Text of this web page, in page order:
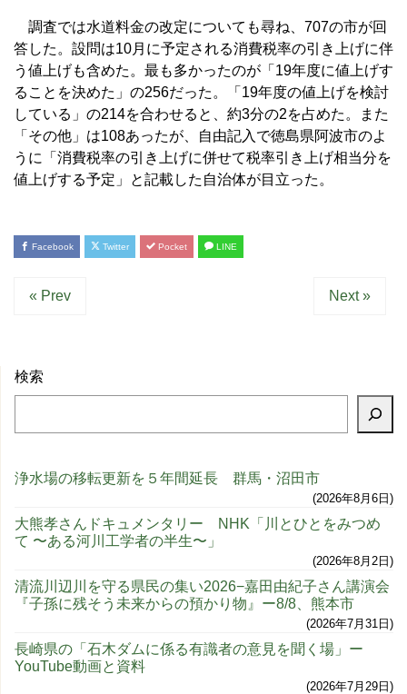
調査では水道料金の改定についても尋ね、707の市が回
答した。設問は10月に予定される消費税率の引き上げに伴
う値上げも含めた。最も多かったのが「19年度に値上げす
ることを決めた」の256だった。「19年度の値上げを検討
している」の214を合わせると、約3分の2を占めた。また
「その他」は108あったが、自由記入で徳島県阿波市のよ
うに「消費税率の引き上げに併せて税率引き上げ相当分を
値上げする予定」と記載した自治体が目立った。
Facebook Twitter Pocket LINE
« Prev Next »
検索
浄水場の移転更新を５年間延長 群馬・沼田市
2026年8月6日
大熊孝さんドキュメンタリー NHK「川とひとをみつめ
て 〜ある河川工学者の半生〜」
2026年8月2日
清流川辺川を守る県民の集い2026−嘉田由紀子さん講演会
『子孫に残そう未来からの預かり物』ー8/8、熊本市
2026年7月31日
長崎県の「石木ダムに係る有識者の意見を聞く場」ー
YouTube動画と資料
2026年7月29日